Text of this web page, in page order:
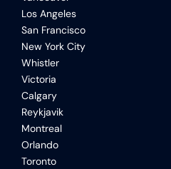
Los Angeles
San Francisco
New York City
Whistler
Victoria
Calgary
Reykjavik
Montreal
Orlando
Toronto